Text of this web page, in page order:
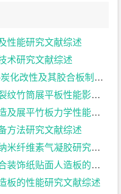
性能研究文献综述
术研究文献综述
其胶合板制备工艺文献综述
平板性能影响的研究文献综述
竹板力学性能研究文献综述
方法研究文献综述
维素气凝胶研究文献综述
面人造板的工艺研究文献综述
板的性能研究文献综述